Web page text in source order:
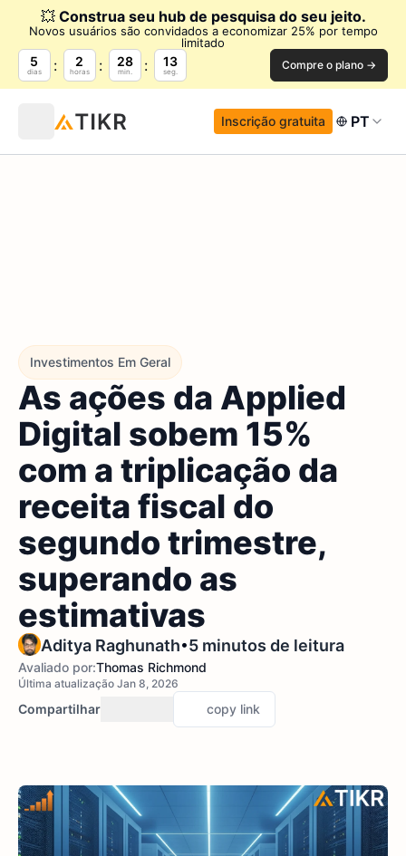
💥 Construa seu hub de pesquisa do seu jeito.
Novos usuários são convidados a economizar 25% por tempo
limitado
5
dias
2
horas
28
min.
12
seg. Compre o plano →
Inscrição gratuita PT
Investimentos Em Geral
As ações da Applied
Digital sobem 15%
com a triplicação da
receita fiscal do
segundo trimestre,
superando as
estimativas
Aditya Raghunath•5 minutos de leitura
Avaliado por:Thomas Richmond
Última atualização Jan 8, 2026
Compartilhar copy link